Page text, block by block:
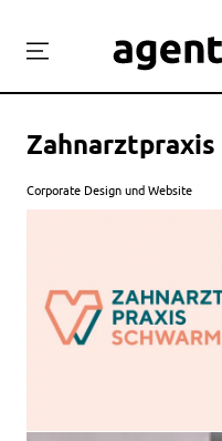
Zahnarztpraxis
Corporate Design und Website